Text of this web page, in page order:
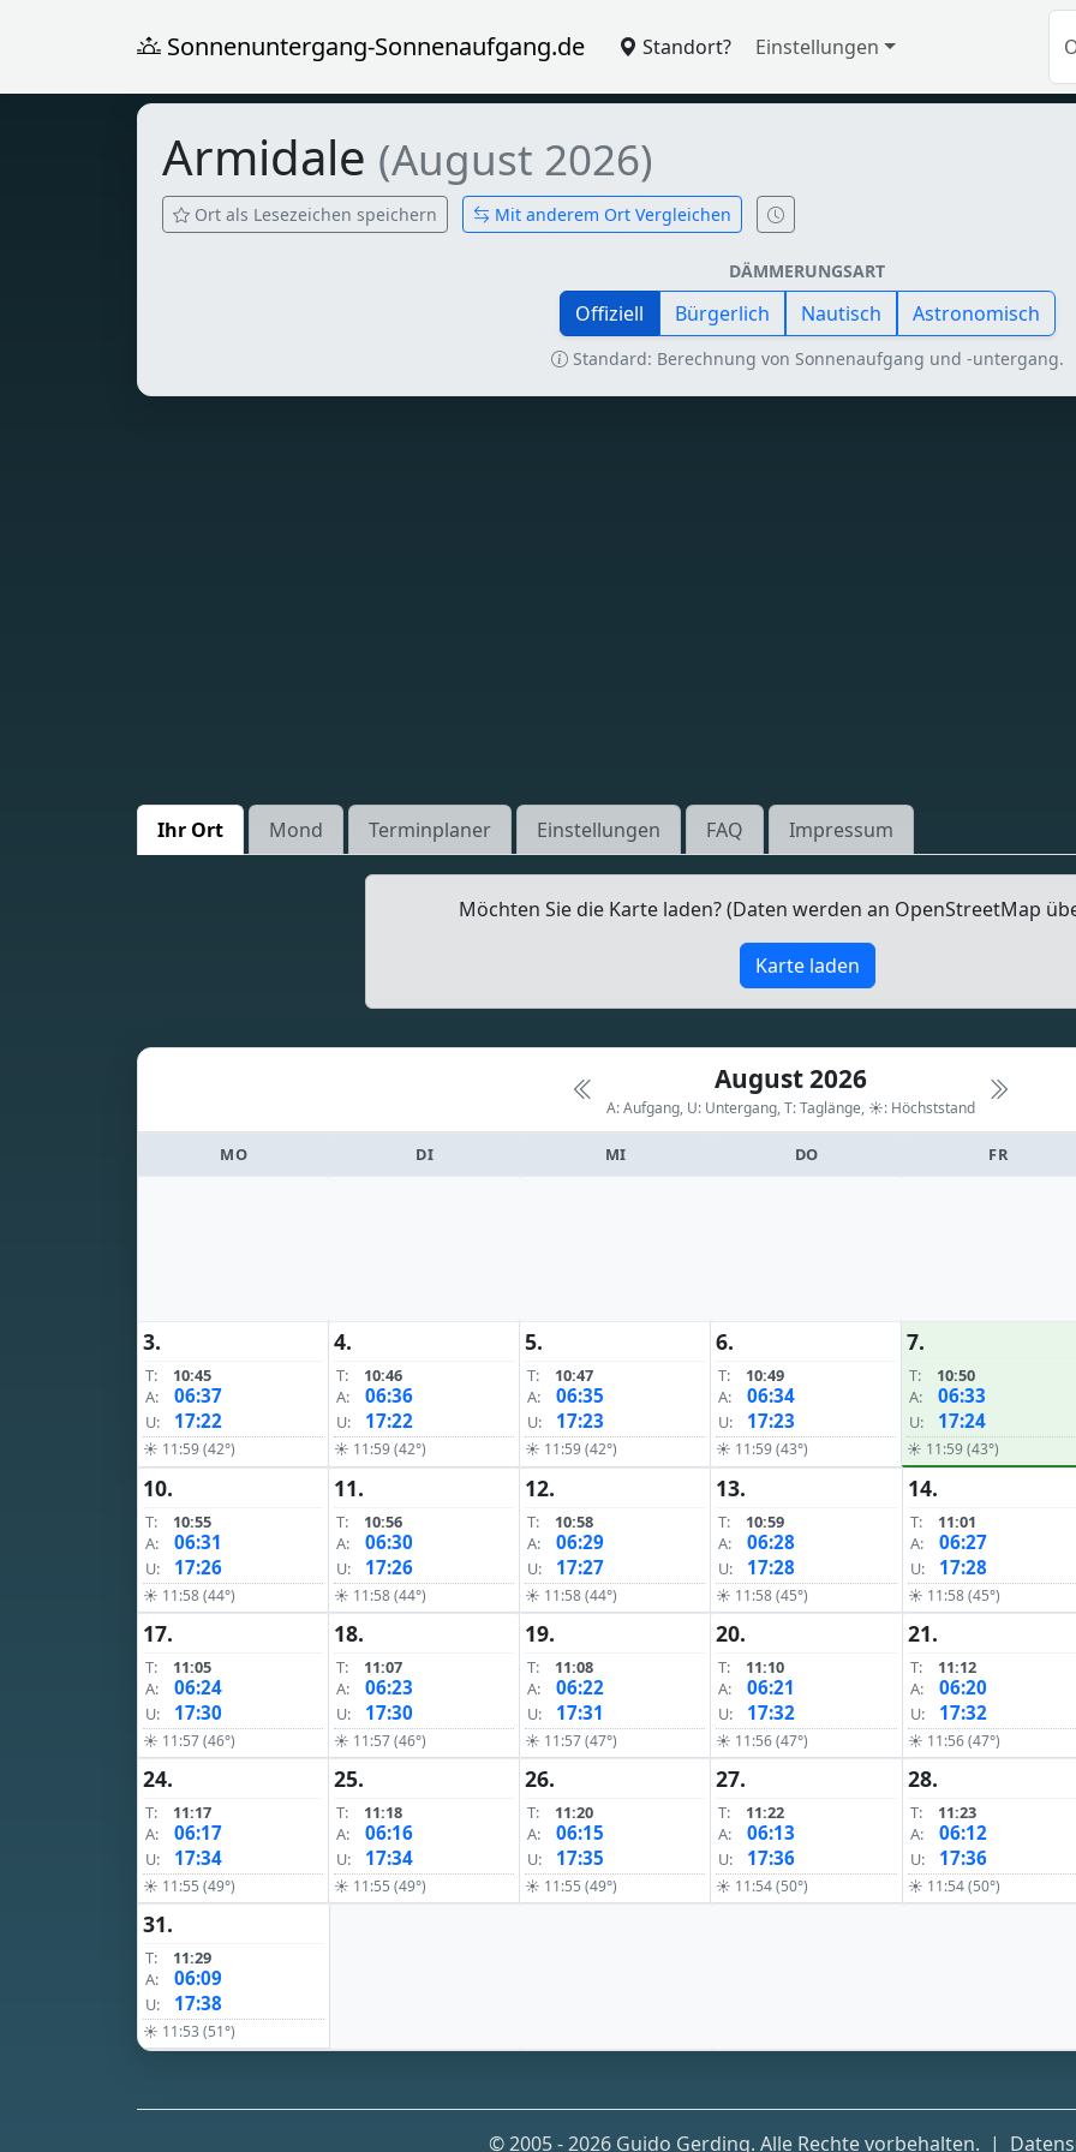
Sonnenuntergang-Sonnenaufgang.de Standort? Einstellungen
Armidale (August 2026)
Ort als Lesezeichen speichern Mit anderem Ort Vergleichen
DÄMMERUNGSART
Offiziell Bürgerlich Nautisch Astronomisch
Standard: Berechnung von Sonnenaufgang und -untergang.
Ihr Ort Mond Terminplaner Einstellungen FAQ Impressum
Möchten Sie die Karte laden? (Daten werden an OpenStreetMap
Karte laden
August 2026
A: Aufgang, U: Untergang, T: Taglänge, ☀: Höchststand
MO DI MI DO FR
3.
T:
10:45
A:
06:37
U: 17:22
☀ 11:59 (42°)
4.
T:
10:46
A:
06:36
U: 17:22
☀ 11:59 (42°)
5.
T:
10:47
A:
06:35
U: 17:23
☀ 11:59 (42°)
6.
T:
10:49
A:
06:34
U: 17:23
☀ 11:59 (43°)
7.
T:
10:50
A:
06:33
U: 17:24
☀ 11:59 (43°)
10.
T:
10:55
A:
06:31
U: 17:26
☀ 11:58 (44°)
11.
T:
10:56
A:
06:30
U: 17:26
☀ 11:58 (44°)
12.
T:
10:58
A:
06:29
U: 17:27
☀ 11:58 (44°)
13.
T:
10:59
A:
06:28
U: 17:28
☀ 11:58 (45°)
14.
T:
11:01
A:
06:27
U: 17:28
☀ 11:58 (45°)
17.
T:
11:05
A:
06:24
U: 17:30
☀ 11:57 (46°)
18.
T:
11:07
A:
06:23
U: 17:30
☀ 11:57 (46°)
19.
T:
11:08
A:
06:22
U: 17:31
☀ 11:57 (47°)
20.
T:
11:10
A:
06:21
U: 17:32
☀ 11:56 (47°)
21.
T:
11:12
A:
06:20
U: 17:32
☀ 11:56 (47°)
24.
T:
11:17
A:
06:17
U: 17:34
☀ 11:55 (49°)
25.
T:
11:18
A:
06:16
U: 17:34
☀ 11:55 (49°)
26.
T:
11:20
A:
06:15
U: 17:35
☀ 11:55 (49°)
27.
T:
11:22
A:
06:13
U: 17:36
☀ 11:54 (50°)
28.
T:
11:23
A:
06:12
U: 17:36
☀ 11:54 (50°)
31.
T:
11:29
A:
06:09
U: 17:38
☀ 11:53 (51°)
© 2005 - 2026 Guido Gerding. Alle Rechte vorbehalten. |